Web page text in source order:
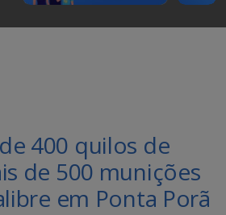
400 quilos de
de 500 munições
em Ponta Porã